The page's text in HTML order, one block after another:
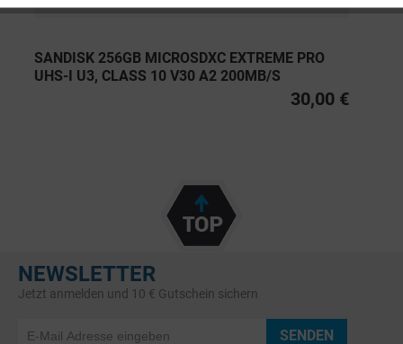
SANDISK 256GB MICROSDXC EXTREME PRO
UHS-I U3, CLASS 10 V30 A2 200MB/S
30,00 €
NEWSLETTER
Jetzt anmelden und 10 € Gutschein sichern
SENDEN